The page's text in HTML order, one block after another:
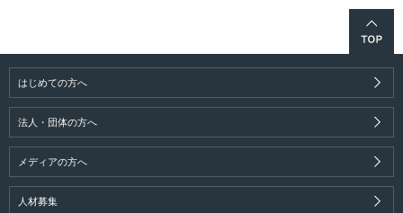
はじめての方へ
法人・団体の方へ
メディアの方へ
人材募集